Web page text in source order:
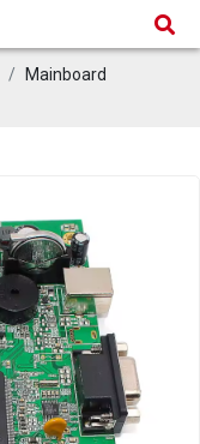
Mainboard